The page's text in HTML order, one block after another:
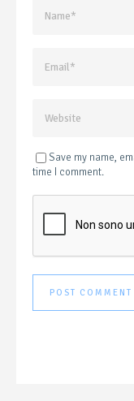
Save my name,
time I comment.